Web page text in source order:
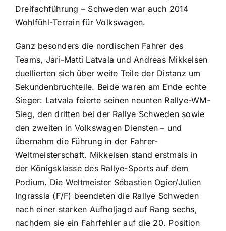
Dreifachführung – Schweden war auch 2014
Wohlfühl-Terrain für Volkswagen.
Ganz besonders die nordischen Fahrer des
Teams, Jari-Matti Latvala und Andreas Mikkelsen
duellierten sich über weite Teile der Distanz um
Sekundenbruchteile. Beide waren am Ende echte
Sieger: Latvala feierte seinen neunten Rallye-WM-
Sieg, den dritten bei der Rallye Schweden sowie
den zweiten in Volkswagen Diensten – und
übernahm die Führung in der Fahrer-
Weltmeisterschaft. Mikkelsen stand erstmals in
der Königsklasse des Rallye-Sports auf dem
Podium. Die Weltmeister Sébastien Ogier/Julien
Ingrassia (F/F) beendeten die Rallye Schweden
nach einer starken Aufholjagd auf Rang sechs,
nachdem sie ein Fahrfehler auf die 20. Position